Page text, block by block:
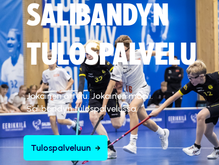
SALIBANDYN
TULOSPALVELU
Jokainen ottelu. Jokainen maali.
Salibandyn tulospalvelussa.
Tulospalveluun